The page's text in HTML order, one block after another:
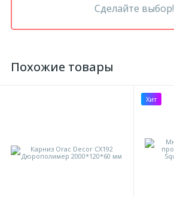
Сделайте выбор!
Похожие товары
Хит